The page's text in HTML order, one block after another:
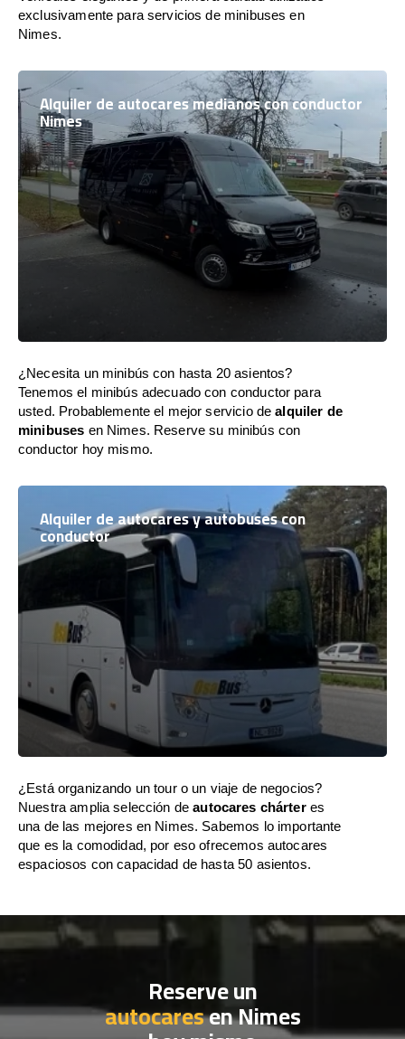
exclusivamente para servicios de minibuses en
Nimes.
Alquiler de autocares medianos con conductor
Nimes
¿Necesita un minibús con hasta 20 asientos?
Tenemos el minibús adecuado con conductor para
usted. Probablemente el mejor servicio dealquiler de
minibuses en Nimes. Reserve su minibús con
conductor hoy mismo.
Alquiler de autocares y autobuses con
conductor
¿Está organizando un tour o un viaje de negocios?
Nuestra amplia selección deautocares chárteres
una de las mejores en Nimes. Sabemos lo importante
que es la comodidad, por eso ofrecemos autocares
espaciosos con capacidad de hasta 50 asientos.
Reserve un
autocaresen Nimes